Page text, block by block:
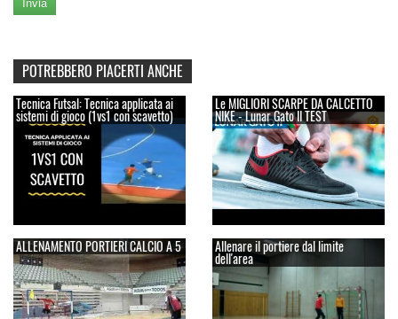
POTREBBERO PIACERTI ANCHE
Tecnica Futsal: Tecnica applicata ai
sistemi di gioco (1vs1 con scavetto)
Le MIGLIORI SCARPE DA CALCETTO
NIKE - Lunar Gato II TEST
ALLENAMENTO PORTIERI CALCIO A 5 Allenare il portiere dal limite
dell'area